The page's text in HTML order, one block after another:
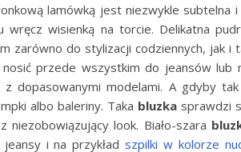
lamówką jest niezwykle subtelna
wisienką na torcie. Delikatna
zarówno do stylizacji codziennych, jak i
przede wszystkim do jeansów lub
dopasowanymi modelami. A gdyby
albo baleriny. Taka bluzka sprawdzi
look. Biało-szara
jeansy i na przykładszpilki w kolorze